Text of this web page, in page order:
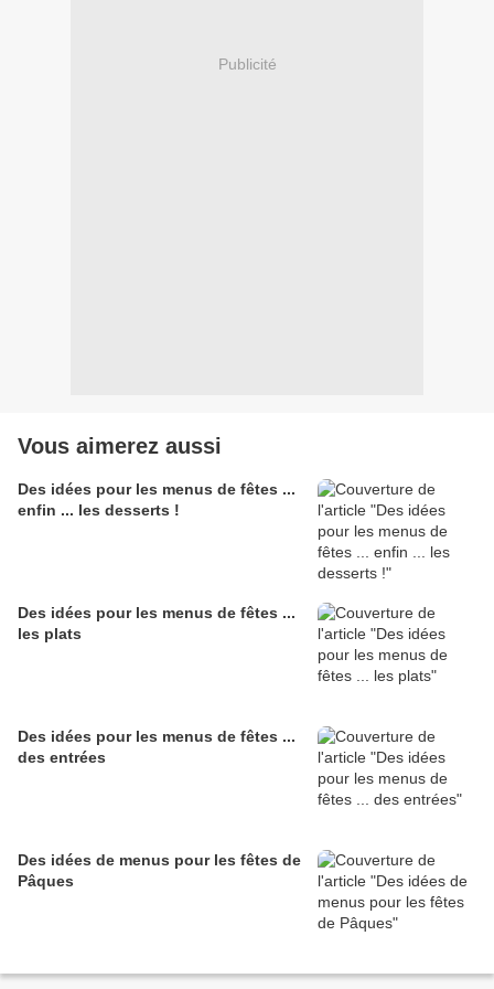
Publicité
Vous aimerez aussi
Des idées pour les menus de fêtes ...
enfin ... les desserts !
Des idées pour les menus de fêtes ...
les plats
Des idées pour les menus de fêtes ...
des entrées
Des idées de menus pour les fêtes de
Pâques